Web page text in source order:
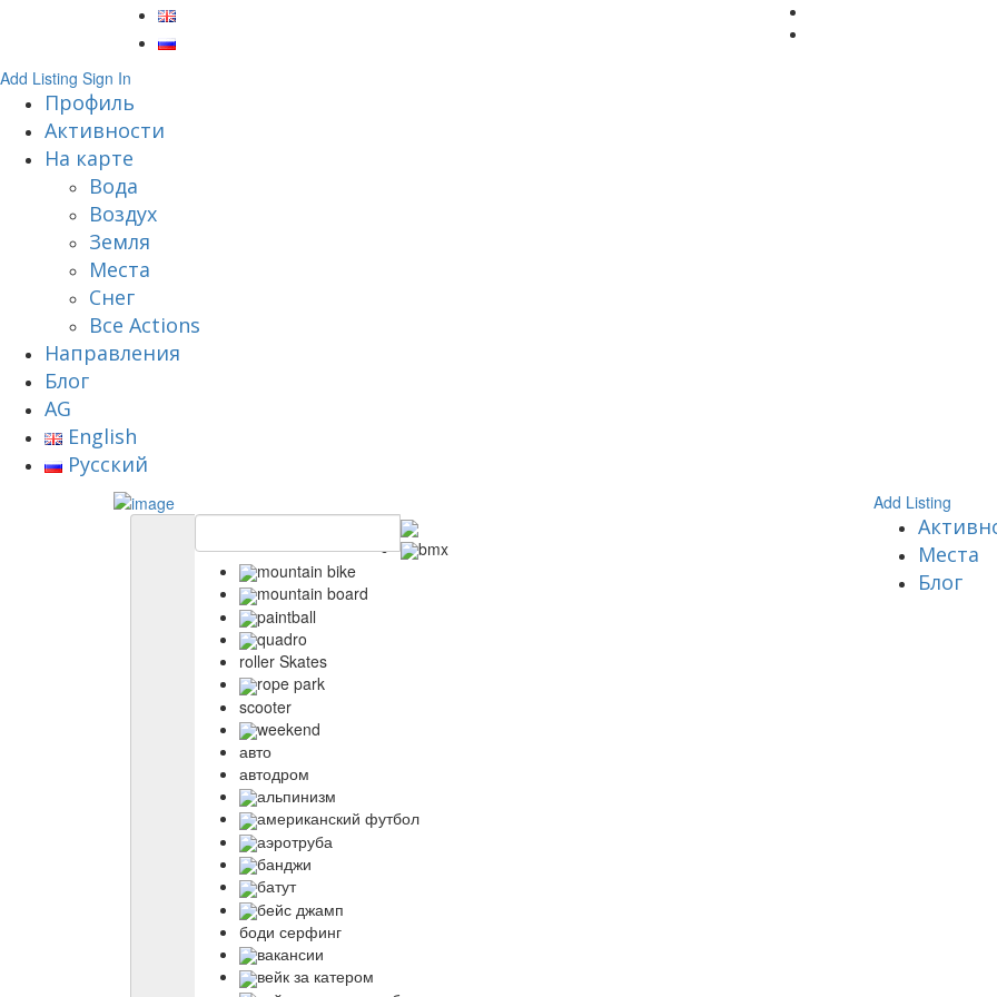
Add Listing Sign In
Профиль
Активности
На карте
Вода
Воздух
Земля
Места
Снег
Все Actions
Направления
Блог
AG
English
Русский
bmx
mountain bike
mountain board
paintball
quadro
roller Skates
rope park
scooter
weekend
авто
автодром
альпинизм
американский футбол
аэротруба
банджи
батут
бейс джамп
боди серфинг
вакансии
вейк за катером
Add Listing
Места
Блог